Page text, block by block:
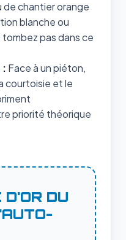
de chantier orange
blanche ou
pas dans ce
: Face à un piéton,
courtoisie et le
priorité théorique
DU